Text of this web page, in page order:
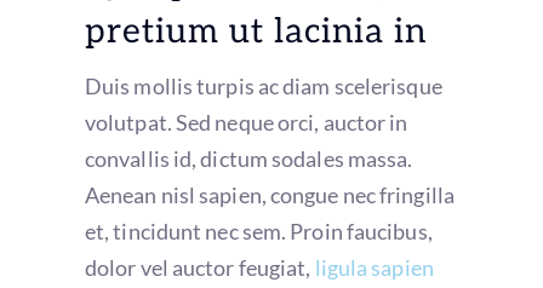
pretium ut lacinia in
Duis mollis turpis ac diam scelerisque
volutpat. Sed neque orci, auctor in
convallis id, dictum sodales massa.
Aenean nisl sapien, congue nec fringilla
et, tincidunt nec sem. Proin faucibus,
dolor vel auctor feugiat, ligula sapien